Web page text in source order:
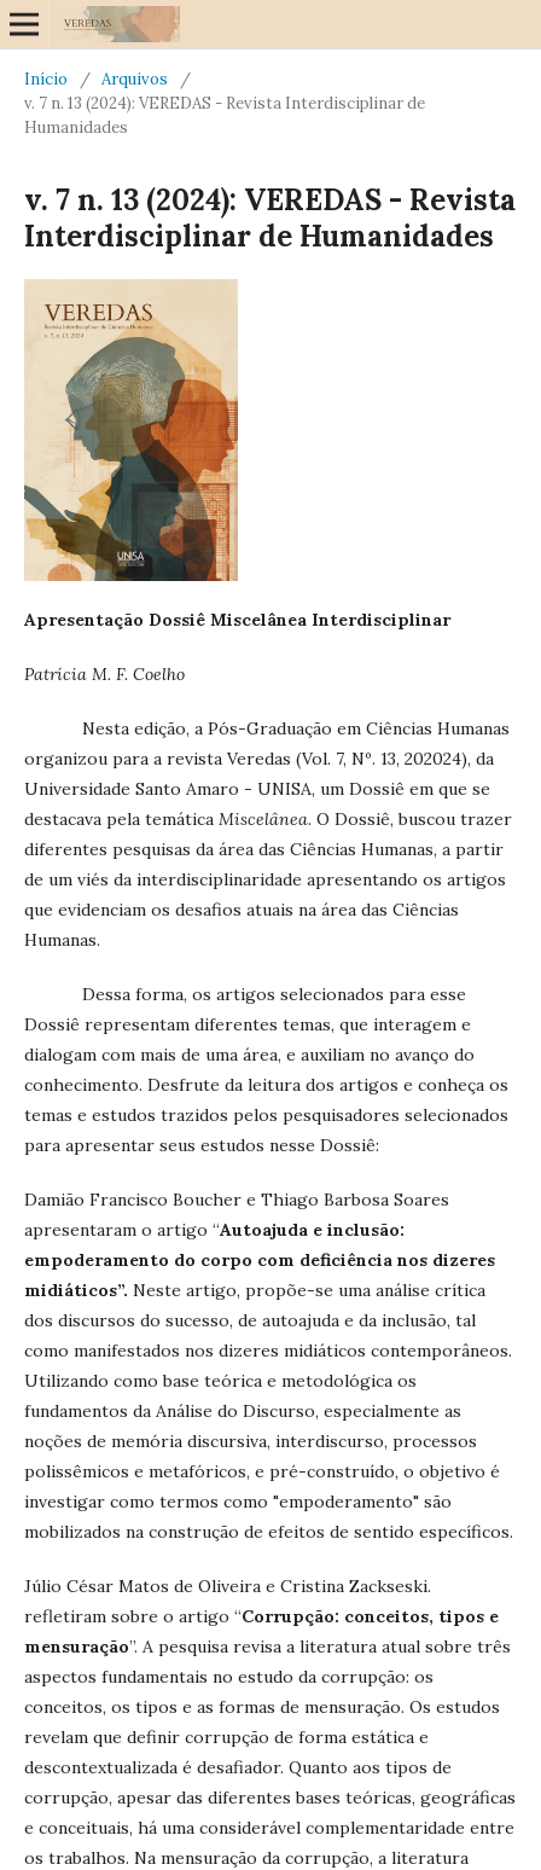
Início / Arquivos
/
v. 7 n. 13 (2024): VEREDAS - Revista Interdisciplinar de
Humanidades
v. 7 n. 13 (2024): VEREDAS - Revista
Interdisciplinar de Humanidades
Apresentação Dossiê Miscelânea Interdisciplinar
Patrícia M. F. Coelho
Nesta edição, a Pós-Graduação em Ciências Humanas
organizou para a revista Veredas (Vol. 7, Nº. 13, 202024), da
Universidade Santo Amaro - UNISA, um Dossiê em que se
destacava pela temática Miscelânea. O Dossiê, buscou trazer
diferentes pesquisas da área das Ciências Humanas, a partir
de um viés da interdisciplinaridade apresentando os artigos
que evidenciam os desafios atuais na área das Ciências
Humanas.
Dessa forma, os artigos selecionados para esse
Dossiê representam diferentes temas, que interagem e
dialogam com mais de uma área, e auxiliam no avanço do
conhecimento. Desfrute da leitura dos artigos e conheça os
temas e estudos trazidos pelos pesquisadores selecionados
para apresentar seus estudos nesse Dossiê:
Damião Francisco Boucher e Thiago Barbosa Soares
apresentaram o artigo “Autoajuda e inclusão:
empoderamento do corpo com deficiência nos dizeres
midiáticos”. Neste artigo, propõe-se uma análise crítica
dos discursos do sucesso, de autoajuda e da inclusão, tal
como manifestados nos dizeres midiáticos contemporâneos.
Utilizando como base teórica e metodológica os
fundamentos da Análise do Discurso, especialmente as
noções de memória discursiva, interdiscurso, processos
polissêmicos e metafóricos, e pré-construído, o objetivo é
investigar como termos como "empoderamento" são
mobilizados na construção de efeitos de sentido específicos.
Júlio César Matos de Oliveira e Cristina Zackseski.
refletiram sobre o artigo “Corrupção: conceitos, tipos e
mensuração”. A pesquisa revisa a literatura atual sobre três
aspectos fundamentais no estudo da corrupção: os
conceitos, os tipos e as formas de mensuração. Os estudos
revelam que definir corrupção de forma estática e
descontextualizada é desafiador. Quanto aos tipos de
corrupção, apesar das diferentes bases teóricas, geográficas
e conceituais, há uma considerável complementaridade entre
os trabalhos. Na mensuração da corrupção, a literatura